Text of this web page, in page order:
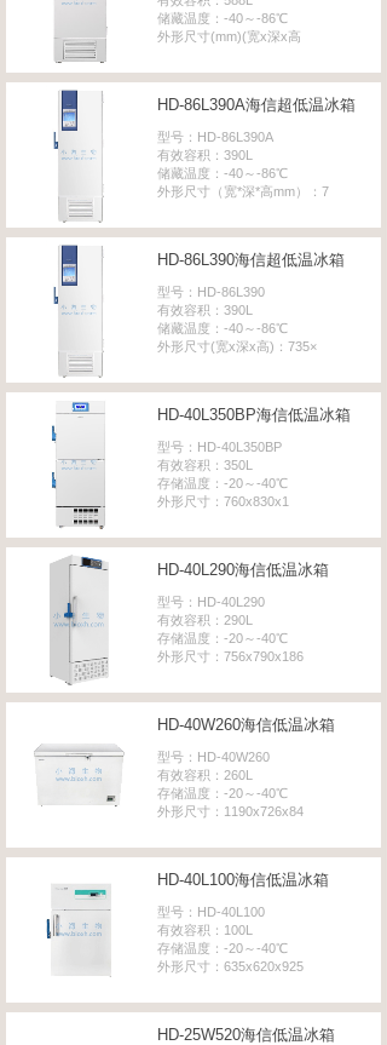
储藏温度：-40～-86℃
外形尺寸(mm)(宽x深x高
HD-86L390A海信超低温冰箱
型号：HD-86L390A
有效容积：390L
储藏温度：-40～-86℃
外形尺寸（宽*深*高mm）：7
HD-86L390海信超低温冰箱
型号：HD-86L390
有效容积：390L
储藏温度：-40～-86℃
外形尺寸(宽x深x高)：735×
HD-40L350BP海信低温冰箱
型号：HD-40L350BP
有效容积：350L
存储温度：-20～-40℃
外形尺寸：760x830x1
HD-40L290海信低温冰箱
型号：HD-40L290
有效容积：290L
存储温度：-20～-40℃
外形尺寸：756x790x186
HD-40W260海信低温冰箱
型号：HD-40W260
有效容积：260L
存储温度：-20～-40℃
外形尺寸：1190x726x84
HD-40L100海信低温冰箱
型号：HD-40L100
有效容积：100L
存储温度：-20～-40℃
外形尺寸：635x620x925
HD-25W520海信低温冰箱